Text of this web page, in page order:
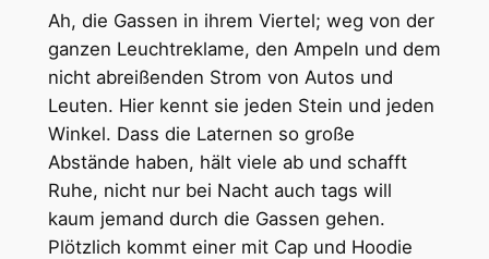
Ah, die Gassen in ihrem Viertel; weg von der
ganzen Leuchtreklame, den Ampeln und dem
nicht abreißenden Strom von Autos und
Leuten. Hier kennt sie jeden Stein und jeden
Winkel. Dass die Laternen so große
Abstände haben, hält viele ab und schafft
Ruhe, nicht nur bei Nacht auch tags will
kaum jemand durch die Gassen gehen.
Plötzlich kommt einer mit Cap und Hoodie